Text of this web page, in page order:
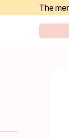
The